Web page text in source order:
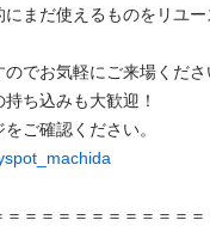
まだ使えるものをリユー
でお気軽にご来場くださ
ち込みも大歓迎！
＝＝＝＝＝＝＝＝＝＝＝